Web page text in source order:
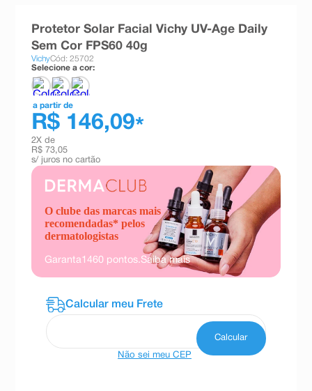
Protetor Solar Facial Vichy UV-Age Daily
Sem Cor FPS60 40g
VichyCód: 25702
Selecione a cor:
a partir de
R$ 146,09*
2X de
R$ 73,05
s/ juros no cartão
O clube das marcas mais
recomendadas* pelos
dermatologistas
Garanta1460 pontos.Saiba mais
Não sei meu CEP
esmalte
10ºabsorvente